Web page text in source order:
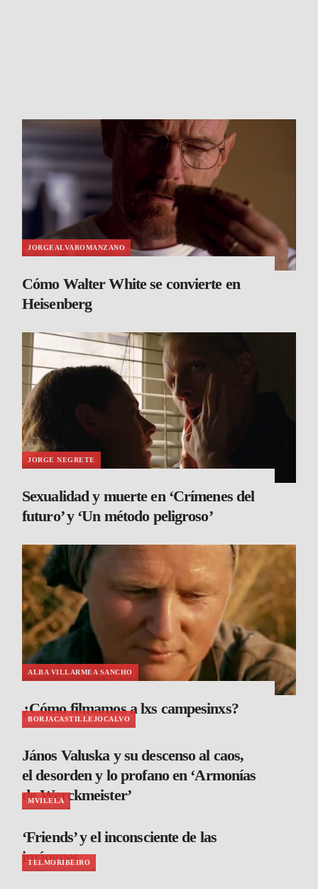
JORGEALVAROMANZANO
Cómo Walter White se convierte en
Heisenberg
JORGE NEGRETE
Sexualidad y muerte en ‘Crímenes del
futuro’ y ‘Un método peligroso’
ALBA VILLARMEA SANCHO
¿Cómo filmamos a lxs campesinxs?
BORJACASTILLEJOCALVO
János Valuska y su descenso al caos,
el desorden y lo profano en ‘Armonías
de Werckmeister’
MVILELA
‘Friends’ y el inconsciente de las
imágenes
TELMORIBEIRO